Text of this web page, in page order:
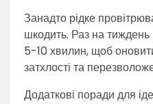
Занадто рідке
шкодить. Раз на тиждень
5-10 хвилин, щоб
затхлості та
Додаткові поради для